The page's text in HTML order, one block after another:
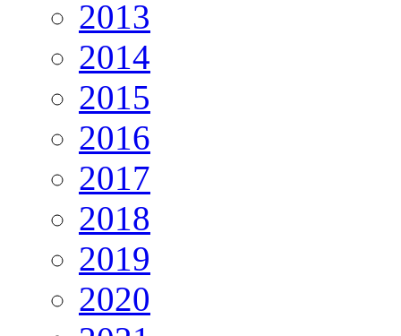
2013
2014
2015
2016
2017
2018
2019
2020